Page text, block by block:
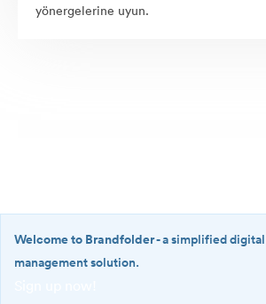
yönergelerine uyun.
Welcome to Brandfolder- a simplified digital
management solution.